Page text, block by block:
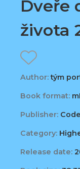
Dveře
života
Author:tým
Book format:
Publisher:
Category:
Release date: